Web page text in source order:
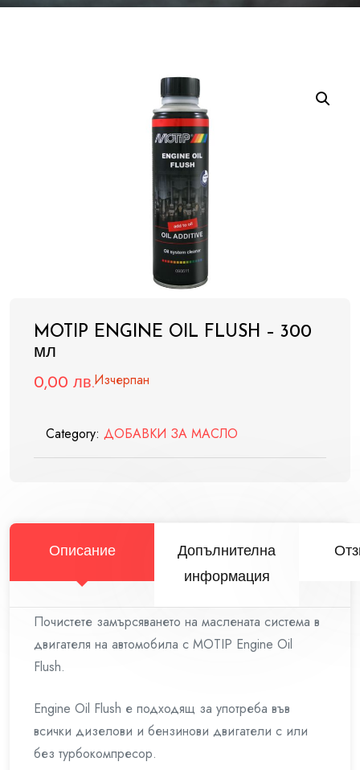
MOTIP ENGINE OIL FLUSH – 300
мл
0,00 лв.Изчерпан
Category: ДОБАВКИ ЗА МАСЛО
Описание
Допълнителна
информация
Почистете замърсяването на маслената система в
двигателя на автомобила с MOTIP Engine Oil
Flush.
Engine Oil Flush е подходящ за употреба във
всички дизелови и бензинови двигатели с или
без турбокомпресор.